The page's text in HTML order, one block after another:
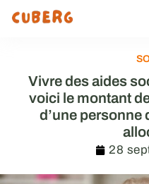
Vivre des aides
voici le montant
d’une personne
28